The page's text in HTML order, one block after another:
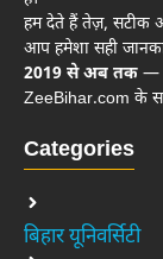
हम देते हैं तेज़, सटीक
आप हमेशा सही
2019 से अब तक —
ZeeBihar.com के
Categories
बिहार यूनिवर्सिटी